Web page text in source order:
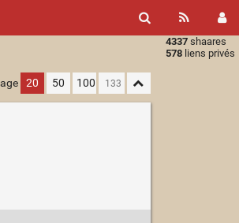
4337 shaares
578 liens privés
20 50 100